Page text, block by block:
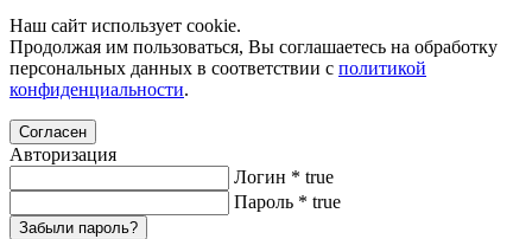
Наш сайт использует cookie.
Продолжая им пользоваться, Вы соглашаетесь на обработку
персональных данных в соответствии с политикой
конфиденциальности.
Согласен
Авторизация
Логин * true
Пароль * true
Забыли пароль?